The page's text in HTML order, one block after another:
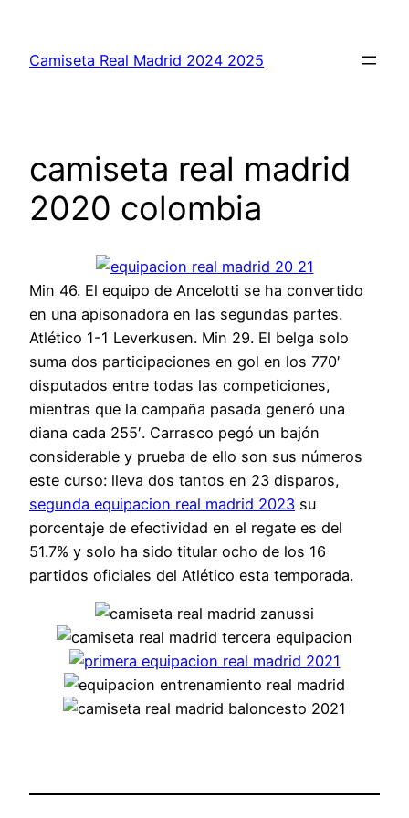
contenido
Camiseta Real Madrid 2024 2025
camiseta real madrid
2020 colombia
Min 46. El equipo de Ancelotti se ha convertido
en una apisonadora en las segundas partes.
Atlético 1-1 Leverkusen. Min 29. El belga solo
suma dos participaciones en gol en los 770′
disputados entre todas las competiciones,
mientras que la campaña pasada generó una
diana cada 255′. Carrasco pegó un bajón
considerable y prueba de ello son sus números
este curso: lleva dos tantos en 23 disparos,
segunda equipacion real madrid 2023 su
porcentaje de efectividad en el regate es del
51.7% y solo ha sido titular ocho de los 16
partidos oficiales del Atlético esta temporada.